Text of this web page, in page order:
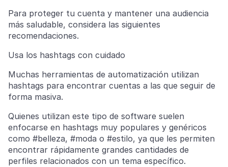
Para proteger tu cuenta y mantener una audiencia
más saludable, considera las siguientes
recomendaciones.
Usa los hashtags con cuidado
Muchas herramientas de automatización utilizan
hashtags para encontrar cuentas a las que seguir de
forma masiva.
Quienes utilizan este tipo de software suelen
enfocarse en hashtags muy populares y genéricos
como #belleza, #moda o #estilo, ya que les permiten
encontrar rápidamente grandes cantidades de
perfiles relacionados con un tema específico.